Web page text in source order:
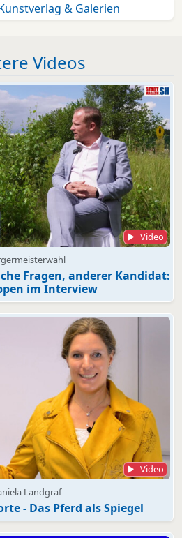
Videos
Video
Fragen, anderer Kandidat:
im Interview
Video
Landgraf
- Das Pferd als Spiegel